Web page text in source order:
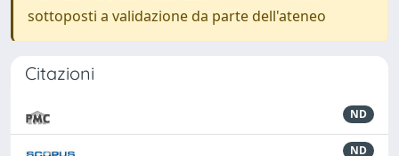
sottoposti a validazione da parte dell'ateneo
Citazioni
ND
ND